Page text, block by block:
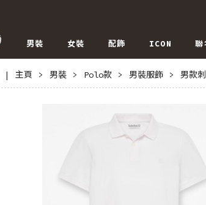
男裝 女裝 配飾 ICON 聯
| 主頁 > 男裝 > Polo款 > 男裝服飾 > 男款